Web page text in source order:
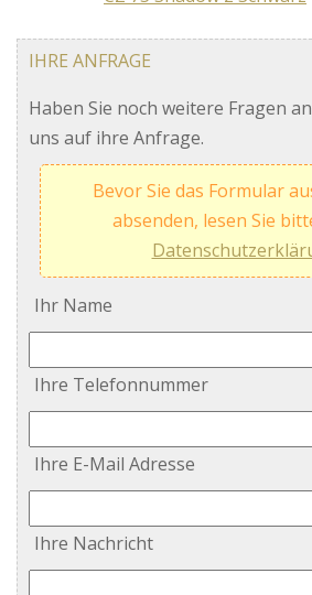
IHRE ANFRAGE
Haben Sie noch weitere Fragen
uns auf ihre Anfrage.
Bevor Sie das Formular
absenden, lesen Sie
Ihr Name
Ihre Telefonnummer
Ihre E-Mail Adresse
Ihre Nachricht